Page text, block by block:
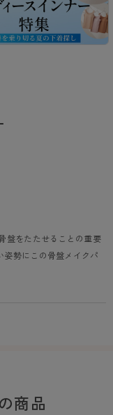
姿勢にこの骨盤メイクパ
商品